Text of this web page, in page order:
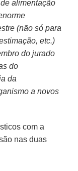
alimentação
(não só para
etc.)
do jurado
do
da
a novos
com a
nas duas